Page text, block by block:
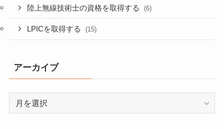
陸上無線技術士の資格を取得する (6)
LPICを取得する (15)
アーカイブ